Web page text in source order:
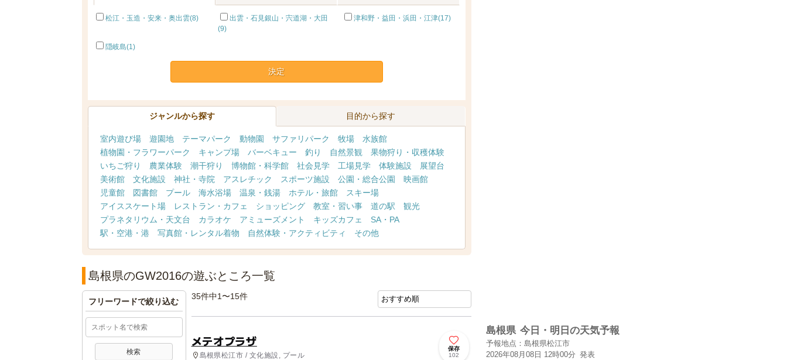
松江・玉造・安来・奥出雲(8)
出雲・石見銀山・宍道湖・大田
(9)
津和野・益田・浜田・江津(17)
隠岐島(1)
決定
ジャンルから探す 目的から探す
室内遊び場 遊園地 テーマパーク 動物園 サファリパーク 牧場
水族館
植物園・フラワーパーク
キャンプ場 バーベキュー 釣り 自然景観
果物狩り・収穫体験
いちご狩り
農業体験 潮干狩り 博物館・科学館 社会見学 工場見学 体験施設
展望台
美術館
文化施設 神社・寺院 アスレチック スポーツ施設 公園・総合公園
映画館
児童館
図書館 プール 海水浴場 温泉・銭湯 ホテル・旅館
スキー場
アイススケート場
レストラン・カフェ ショッピング 教室・習い事 道の駅
観光
プラネタリウム・天文台
カラオケ アミューズメント キッズカフェ
SA・PA
駅・空港・港
写真館・レンタル着物 自然体験・アクティビティ その他
島根県のGW2016の遊ぶところ一覧
35件中1〜15件
メテオプラザ
島根県松江市 / 文化施設, プール
保存
102
フリーワードで絞り込む
島根県 今日・明日の天気予報
予報地点：島根県松江市
2026年08月08日 12時00分 発表